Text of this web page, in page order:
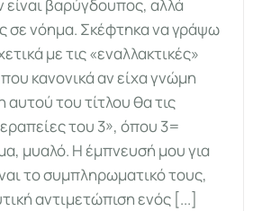
είναι βαρύγδουπος, αλλά
σε νόημα. Σκέφτηκα να γράψω
με τις «εναλλακτικές»
κανονικά αν είχα γνώμη
αυτού του τίτλου θα τις
του 3», όπου 3=
μυαλό. Η έμπνευσή μου για
το συμπληρωματικό τους,
αντιμετώπιση ενός [...]